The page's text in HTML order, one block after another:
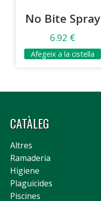
No Bite Spray
6.92 €
Afegeix a la cistella
CATÀLEG
Altres
Ramaderia
Higiene
Plaguicides
Piscines